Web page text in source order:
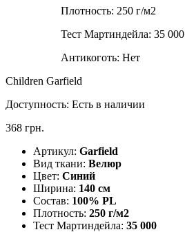
Плотность: 250 г/м2
Тест Мартиндейла: 35 000
Антикоготь: Нет
Children Garfield
Доступность: Есть в наличии
368 грн.
Артикул: Garfield
Вид ткани: Велюр
Цвет: Синий
Ширина: 140 см
Состав: 100% PL
Плотность: 250 г/м2
Тест Мартиндейла: 35 000